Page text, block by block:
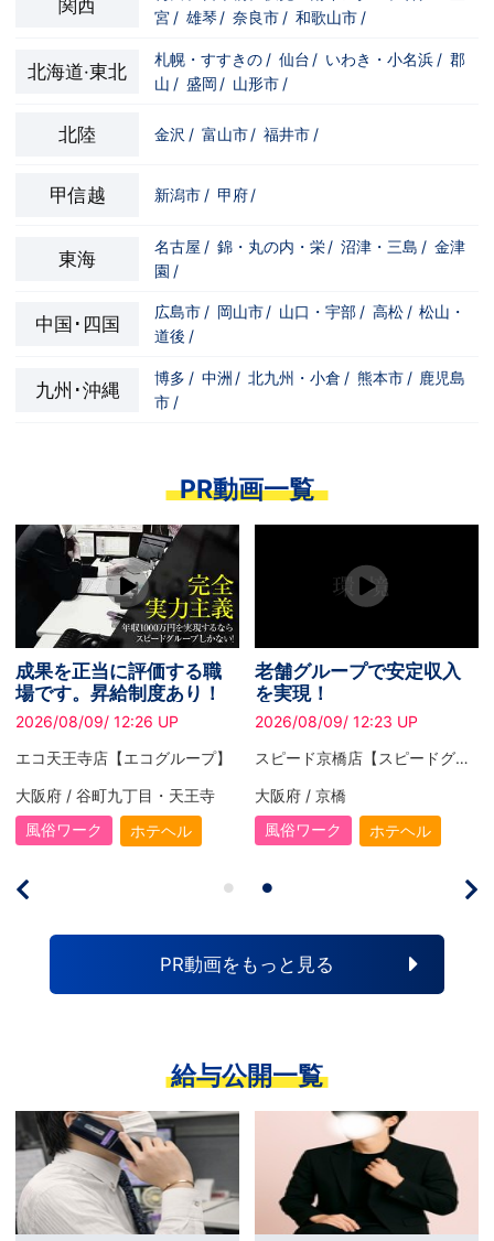
関西
宮 / 雄琴 / 奈良市 / 和歌山市 /
北海道·東北
札幌・すすきの / 仙台 / いわき・小名浜 / 郡
山 / 盛岡 / 山形市 /
北陸 金沢 / 富山市 / 福井市 /
甲信越 新潟市 / 甲府 /
東海
名古屋 / 錦・丸の内・栄 / 沼津・三島 / 金津
園 /
中国･四国
広島市 / 岡山市 / 山口・宇部 / 高松 / 松山・
道後 /
九州･沖縄
博多 / 中洲 / 北九州・小倉 / 熊本市 / 鹿児島
市 /
PR動画一覧
新しい挑戦を応援！異業
種からでも大歓迎です！
2026/08/09/ 14:29 UP
スピード 日本橋店【スピードグループ】
大阪府 / 日本橋
風俗ワーク
ホテヘル
ついにオープン！まだま
だ一緒に働く仲間大募集
中です！
2026/08/09/ 14:05 UP
2980円(にゃんきゅっぱ)
愛媛県 / 松山・道後
風俗ワーク
店舗型ヘルス
PR動画をもっと見る
給与公開一覧